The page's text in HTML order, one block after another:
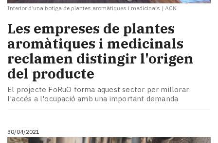
Interior d’una botiga de plantes aromàtiques i medicinals | ACN
Les empreses de plantes
aromàtiques i medicinals
reclamen distingir l'origen
del producte
El projecte FoRuO forma aquest sector per millorar
l'accés a l'ocupació amb una important demanda
30/04/2021